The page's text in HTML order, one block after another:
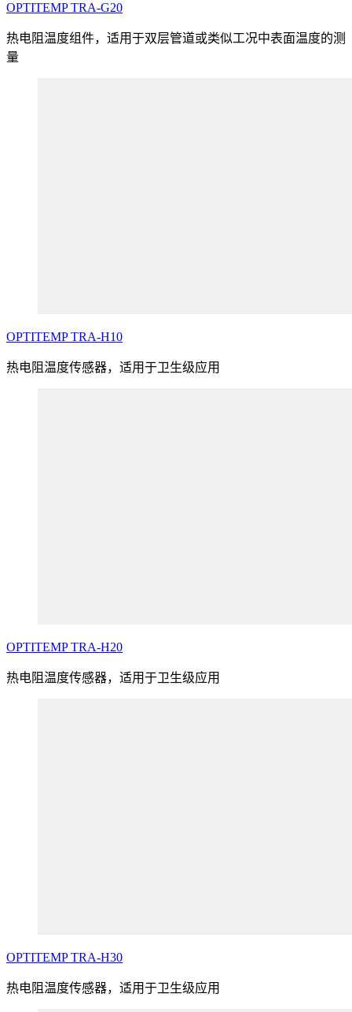
OPTITEMP TRA-G20
热电阻温度组件，适用于双层管道或类似工况中表面温度的测
量
OPTITEMP TRA-H10
热电阻温度传感器，适用于卫生级应用
OPTITEMP TRA-H20
热电阻温度传感器，适用于卫生级应用
OPTITEMP TRA-H30
热电阻温度传感器，适用于卫生级应用